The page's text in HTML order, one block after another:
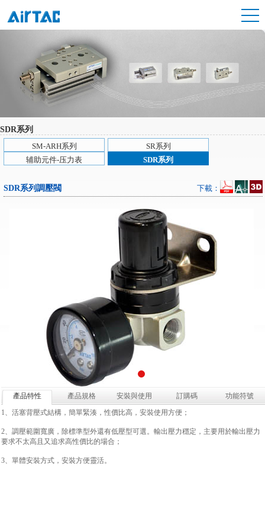
SDR系列
SM-ARH系列
SR系列
辅助元件-压力表
SDR系列
SDR系列調壓閥 下載：
產品特性 產品規格 安裝與使用 訂購碼
功能符號
1、活塞背壓式結構，簡單緊湊，性價比高，安裝使用方便；
2、調壓範圍寬廣，除標準型外還有低壓型可選。輸出壓力穩定，主要用於輸出壓力
要求不太高且又追求高性價比的場合；
3、單體安裝方式，安裝方便靈活。